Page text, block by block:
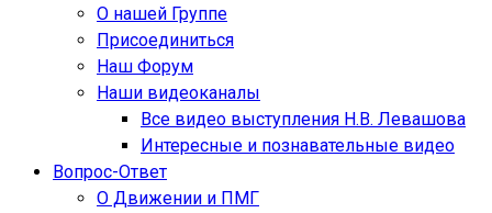
О нашей Группе
Присоединиться
Наш Форум
Наши видеоканалы
Все видео выступления Н.В. Левашова
Интересные и познавательные видео
Вопрос-Ответ
О Движении и ПМГ